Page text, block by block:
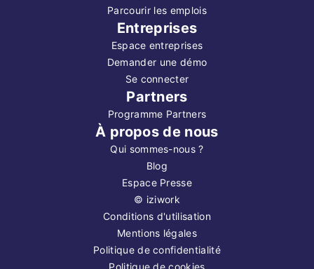
Parcourir les emplois
Entreprises
Espace entreprises
Demander une démo
Se connecter
Partners
Programme Partners
À propos de nous
Qui sommes-nous ?
Blog
Espace Presse
© iziwork
Conditions d'utilisation
Mentions légales
Politique de confidentialité
Politique de cookies